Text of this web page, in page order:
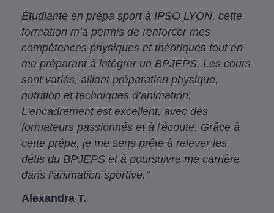
Étudiante en prépa sport à IPSO LYON, cette
formation m’a permis de renforcer mes
compétences physiques et théoriques tout en
me préparant à intégrer un BPJEPS. Les cours
sont variés, alliant préparation physique,
nutrition et techniques d’animation.
L'encadrement est excellent, avec des
formateurs passionnés et à l'écoute. Grâce à
cette prépa, je me sens prête à relever les
défis du BPJEPS et à poursuivre ma carrière
dans l’animation sportive."
Alexandra T.